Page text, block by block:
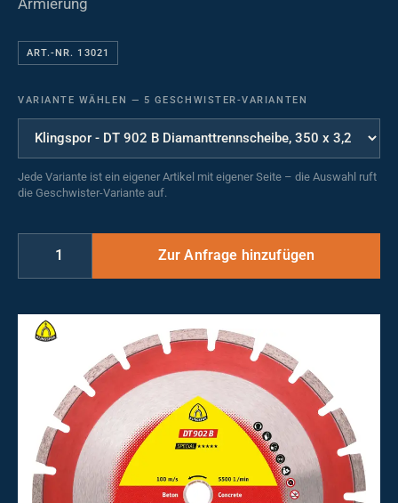
Armierung
ART.-NR. 13021
VARIANTE WÄHLEN — 5 GESCHWISTER-VARIANTEN
Jede Variante ist ein eigener Artikel mit eigener Seite – die Auswahl ruft
die Geschwister-Variante auf.